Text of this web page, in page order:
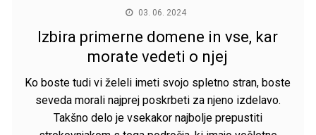
03. 06. 2024
Izbira primerne domene in vse, kar
morate vedeti o njej
Ko boste tudi vi želeli imeti svojo spletno stran, boste
seveda morali najprej poskrbeti za njeno izdelavo.
Takšno delo je vsekakor najbolje prepustiti